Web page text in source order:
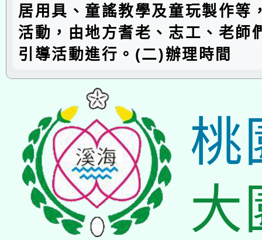
居用具、童謠教學及童玩製作等
活動，由地方耆老、志工、老師
引導活動進行。(二)辦理時間
桃
大